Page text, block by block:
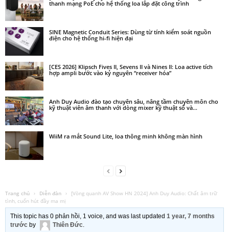
thanh mạng PoE cho hệ thống loa lắp đặt công trình
SINE Magnetic Conduit Series: Dùng từ tính kiểm soát nguồn
điện cho hệ thống hi-fi hiện đại
[CES 2026] Klipsch Fives II, Sevens II và Nines II: Loa active tích
hợp ampli bước vào kỷ nguyên “receiver hóa”
Anh Duy Audio đào tạo chuyên sâu, nâng tầm chuyên môn cho
kỹ thuật viên âm thanh với dòng mixer kỹ thuật số và...
WiiM ra mắt Sound Lite, loa thông minh không màn hình
Trang chủ › Diễn đàn ›
[Vòng quanh AV Show HN 2024] Anh Duy Audio: Chất âm trữ
tình, cuốn hút đầy ma mị
This topic has 0 phản hồi, 1 voice, and was last updated1 year, 7 months
trước by Thiên Đức.